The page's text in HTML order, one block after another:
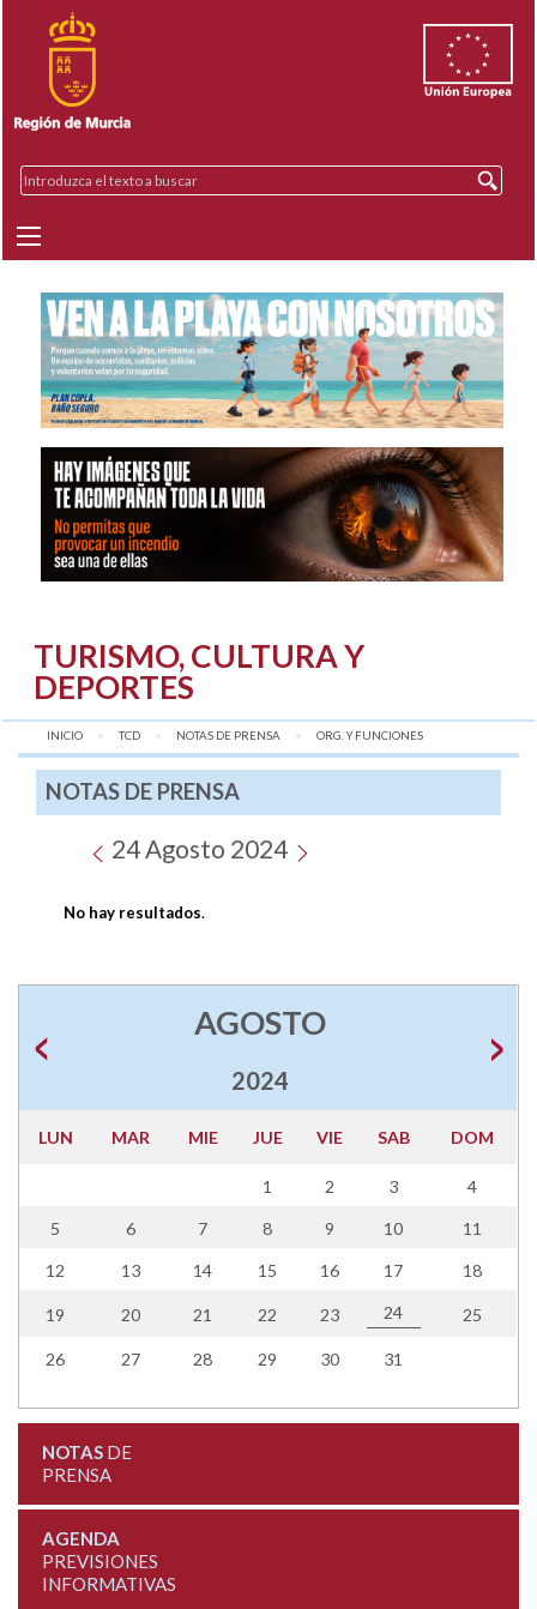
TURISMO, CULTURA Y
DEPORTES
INICIO TCD NOTAS DE PRENSA AQUÍ:
ORG. Y FUNCIONES
NOTAS DE PRENSA
24 Agosto 2024
No hay resultados.
AGOSTO
2024
LUN MAR MIE JUE VIE SAB DOM
1 2 3 4
5 6 7 8 9 10 11
12 13 14 15 16 17 18
19 20 21 22 23 24 25
26 27 28 29 30 31
NOTASDE
PRENSA
AGENDA
PREVISIONES
INFORMATIVAS